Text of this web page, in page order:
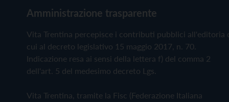
Amministrazione trasparente
Vita Trentina percepisce i contributi pubblici all'editoria
cui al decreto legislativo 15 maggio 2017, n. 70.
Indicazione resa ai sensi della lettera f) del comma 2
dell'art. 5 del medesimo decreto Lgs.
Vita Trentina, tramite la Fisc (Federazione Italiana